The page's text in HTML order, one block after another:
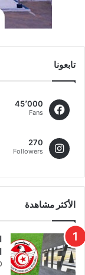
تابعونا
45٬000
Fans
270
Followers
الأكثر مشاهدة